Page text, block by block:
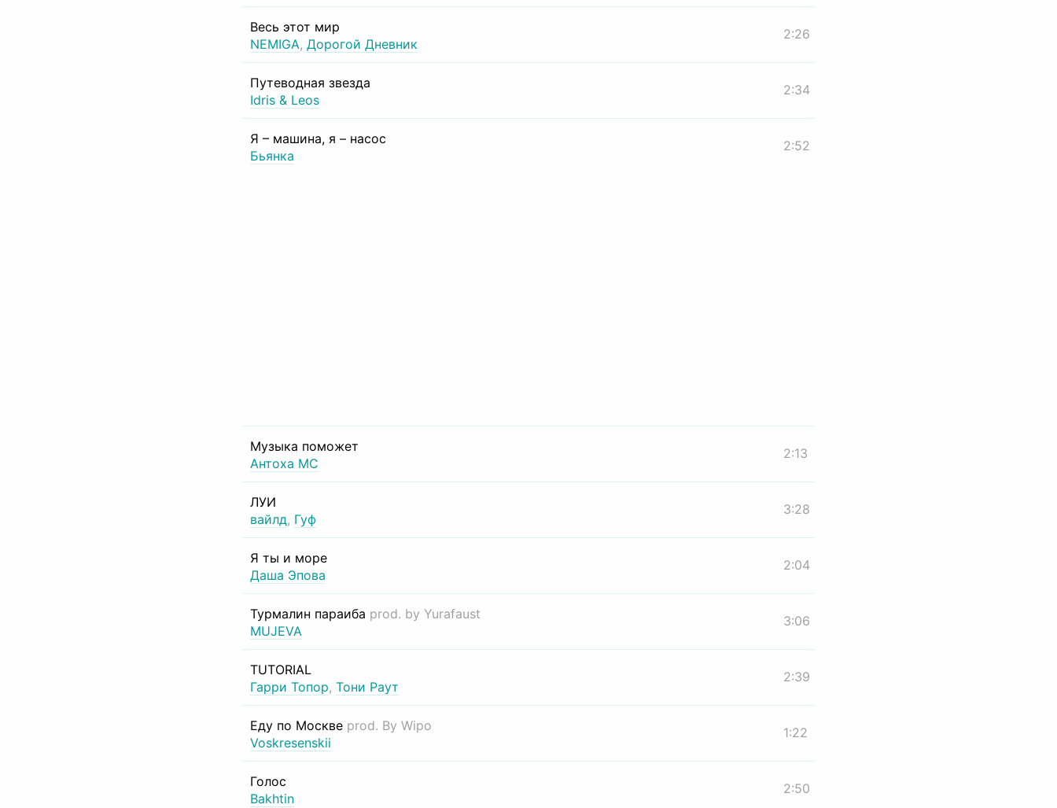
Весь этот мир
NEMIGA, Дорогой Дневник
2:26
Путеводная звезда
Idris & Leos
2:34
Я – машина, я – насос
Бьянка
2:52
Музыка поможет
Антоха МС
2:13
ЛУИ
вайлд, Гуф
3:28
Я ты и море
Даша Эпова
2:04
Турмалин параиба prod. by Yurafaust
MUJEVA
3:06
TUTORIAL
Гарри Топор, Тони Раут
2:39
Еду по Москве prod. By Wipo
Voskresenskii
1:22
Голос
Bakhtin
2:50